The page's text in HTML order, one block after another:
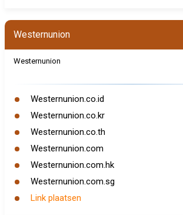
Westernunion
Westernunion
Westernunion.co.id
Westernunion.co.kr
Westernunion.co.th
Westernunion.com
Westernunion.com.hk
Westernunion.com.sg
Link plaatsen